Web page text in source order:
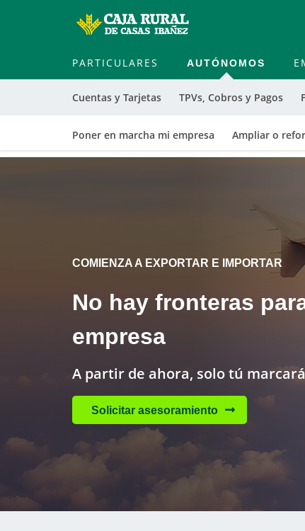
PARTICULARES AUTÓNOMOS
Cuentas y Tarjetas TPVs, Cobros y Pagos
Poner en marcha mi empresa Ampliar o
COMIENZA A EXPORTAR E IMPORTAR
No hay fronteras
empresa
A partir de ahora, solo tú
Solicitar asesoramiento